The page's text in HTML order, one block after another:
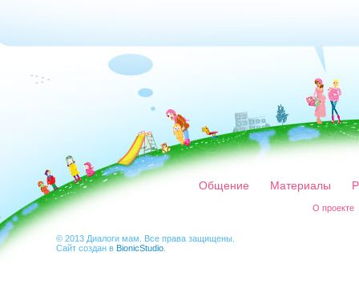
Общение Материалы
О проекте
© 2013 Диалоги мам. Все права защищены.
Сайт создан в BionicStudio